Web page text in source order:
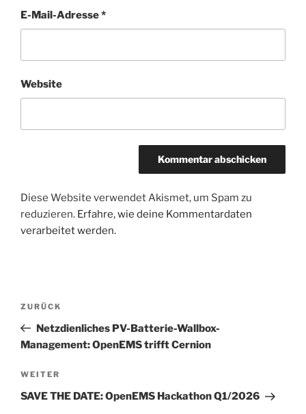
E-Mail-Adresse*
Website
Diese Website verwendet Akismet, um Spam zu
reduzieren. Erfahre, wie deine Kommentardaten
verarbeitet werden.
Beitragsnavigation
Vorheriger
Beitrag
ZURÜCK
Netzdienliches PV-Batterie-Wallbox-
Management: OpenEMS trifft Cernion
Nächster
Beitrag
WEITER
SAVE THE DATE: OpenEMS Hackathon Q1/2026